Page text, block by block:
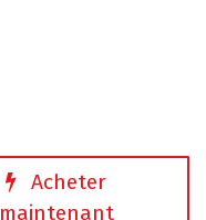
Acheter
maintenant